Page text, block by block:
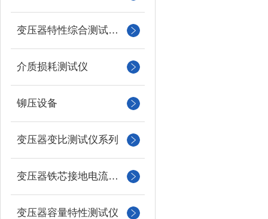
变压器特性综合测试台系列
介质损耗测试仪
铆压设备
变压器变比测试仪系列
变压器铁芯接地电流测试仪
变压器容量特性测试仪